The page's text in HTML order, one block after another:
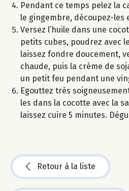
Pendant ce temps pelez la
le gingembre, découpez-les
Versez l’huile dans une
petits cubes, poudrez avec
laissez fondre doucement,
chaude, puis la crème de
un petit feu pendant une
Egouttez très
les dans la cocotte avec la
laissez cuire 5 minutes.
Retour à la liste